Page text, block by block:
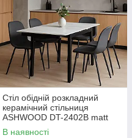
Стіл обідній розкладний
керамічний стільниця
ASHWOOD DT-2402B matt
silver white Evrodim
В наявності